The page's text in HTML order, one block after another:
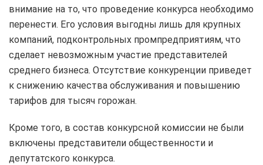
внимание на то, что проведение конкурса необходимо
перенести. Его условия выгодны лишь для крупных
компаний, подконтрольных промпредприятиям, что
сделает невозможным участие представителей
среднего бизнеса. Отсутствие конкуренции приведет
к снижению качества обслуживания и повышению
тарифов для тысяч горожан.
Кроме того, в состав конкурсной комиссии не были
включены представители общественности и
депутатского конкурса.